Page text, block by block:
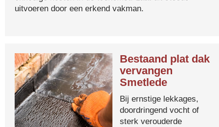
uitvoeren door een erkend vakman.
Bestaand plat dak
vervangen
Smetlede
Bij ernstige lekkages,
doordringend vocht of
sterk verouderde